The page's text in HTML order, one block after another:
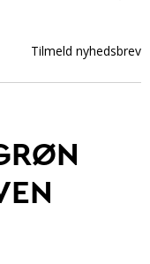
Tilmeld nyhedsbrev